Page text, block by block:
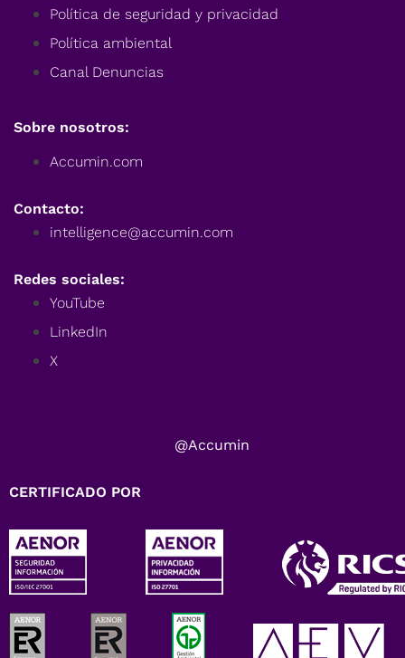
Política de seguridad y privacidad
Política ambiental
Canal Denuncias
Sobre nosotros:
Accumin.com
Contacto:
intelligence@accumin.com
Redes sociales:
YouTube
LinkedIn
X
@Accumin
CERTIFICADO POR